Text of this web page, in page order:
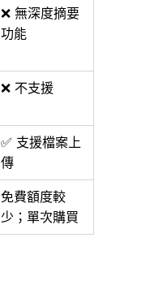
❌ 無深度摘要
功能
❌ 不支援
✅ 支援檔案上
傳
免費額度較
少；單次購買